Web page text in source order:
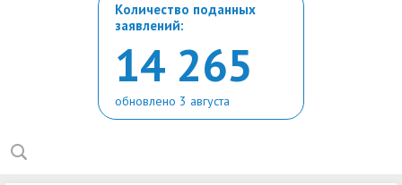
Количество поданных
заявлений:
14 265
обновлено 3 августа